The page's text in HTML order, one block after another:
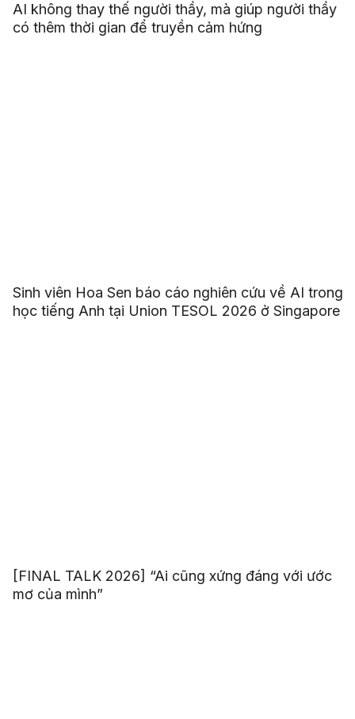
AI không thay thế người thầy, mà giúp người thầy
có thêm thời gian để truyền cảm hứng
Sinh viên Hoa Sen báo cáo nghiên cứu về AI trong
học tiếng Anh tại Union TESOL 2026 ở Singapore
[FINAL TALK 2026] “Ai cũng xứng đáng với ước
mơ của mình”